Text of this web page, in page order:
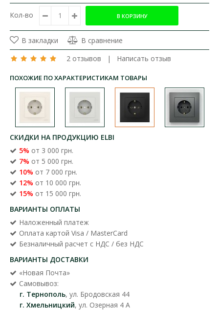
Кол-во
В закладки
В сравнение
2 отзывов | Написать отзыв
ПОХОЖИЕ ПО ХАРАКТЕРИСТИКАМ ТОВАРЫ
СКИДКИ НА ПРОДУКЦИЮ ELBI
5% от 3 000 грн.
7% от 5 000 грн.
10% от 7 000 грн.
12% от 10 000 грн.
15% от 15 000 грн.
ВАРИАНТЫ ОПЛАТЫ
Наложенный платеж
Оплата картой Visa / MasterCard
Безналичный расчет с НДС / без НДС
ВАРИАНТЫ ДОСТАВКИ
«Новая Почта»
Самовывоз:
г. Тернополь, ул. Бродовская 44
г. Хмельницкий, ул. Озерная 4 А